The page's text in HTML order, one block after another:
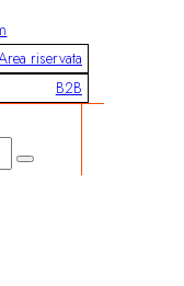
riservata
B2B